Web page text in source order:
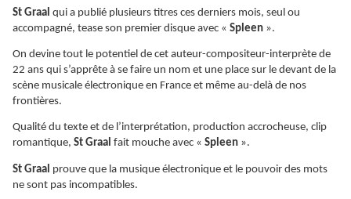
St Graal qui a publié plusieurs titres ces derniers mois, seul ou
accompagné, tease son premier disque avec « Spleen ».
On devine tout le potentiel de cet auteur-compositeur-interprète de
22 ans qui s’apprête à se faire un nom et une place sur le devant de la
scène musicale électronique en France et même au-delà de nos
frontières.
Qualité du texte et de l’interprétation, production accrocheuse, clip
romantique, St Graal fait mouche avec « Spleen ».
St Graal prouve que la musique électronique et le pouvoir des mots
ne sont pas incompatibles.